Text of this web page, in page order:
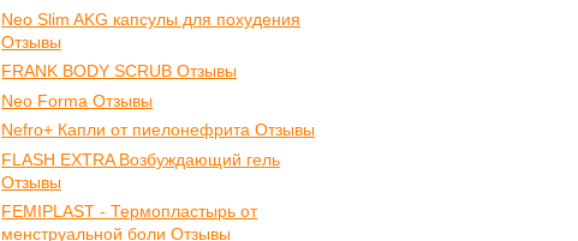
Neo Slim AKG капсулы для похудения
Отзывы
FRANK BODY SCRUB Отзывы
Neo Forma Отзывы
Nefro+ Капли от пиелонефрита Отзывы
FLASH EXTRA Возбуждающий гель
Отзывы
FEMIPLAST - Термопластырь от
менструальной боли Отзывы